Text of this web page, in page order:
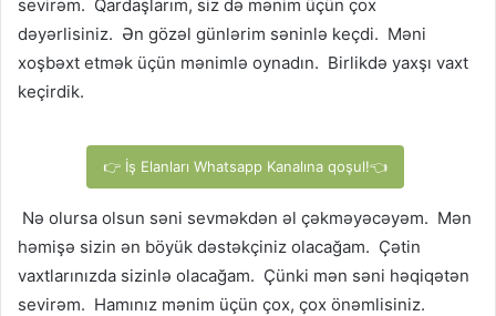
sevirəm. Qardaşlarım, siz də mənim üçün çox
dəyərlisiniz. Ən gözəl günlərim səninlə keçdi. Məni
xoşbəxt etmək üçün mənimlə oynadın. Birlikdə yaxşı vaxt
keçirdik.
👉 İş Elanları Whatsapp Kanalına qoşul!👈
Nə olursa olsun səni sevməkdən əl çəkməyəcəyəm. Mən
həmişə sizin ən böyük dəstəkçiniz olacağam. Çətin
vaxtlarınızda sizinlə olacağam. Çünki mən səni həqiqətən
sevirəm. Hamınız mənim üçün çox, çox önəmlisiniz.